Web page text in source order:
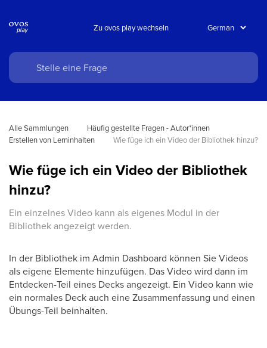
Zu ovos play wechseln
Alle Sammlungen
Häufig gestellte Fragen - Autor*innen
Erstellen von Lerninhalten
Wie füge ich ein Video der Bibliothek hinzu?
Wie füge ich ein Video der Bibliothek
hinzu?
Ein einzelnes Video kann als eigenes Modul in der
Bibliothek angezeigt werden.
In der Bibliothek im Admin Dashboard können Sie Videos
als eigene Elemente hinzufügen. Das Video wird dann im
Entdecken-Teil eines Decks angezeigt. Ein Video kann wie
ein normales Deck auch eine Zusammenfassung und einen
Übungs-Teil beinhalten.